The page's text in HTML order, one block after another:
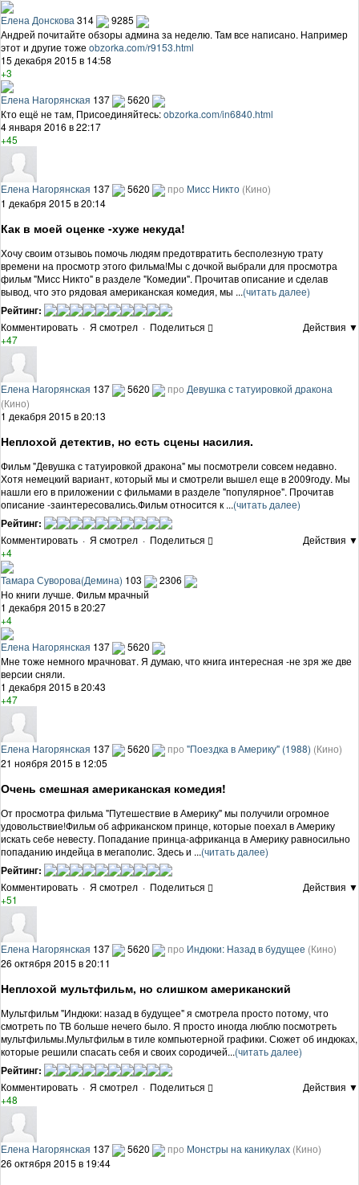
Елена Донскова 314
9285
Андрей почитайте обзоры админа за неделю. Там все написано. Например
этот и другие тоже obzorka.com/r9153.html
15 декабря 2015 в 14:58
+3
Елена Нагорянская 137
5620
Кто ещё не там, Присоединяйтесь:obzorka.com/in6840.html
4 января 2016 в 22:17
+45
Елена Нагорянская 137 5620 про Мисс Никто (Кино)
1 декабря 2015 в 20:14
Как в моей оценке -хуже некуда!
Хочу своим отзывоь помочь людям предотвратить бесполезную трату
времени на просмотр этого фильма!Мы с дочкой выбрали для просмотра
фильм "Мисс Никто" в разделе "Комедии". Прочитав описание и сделав
вывод, что это рядовая американская комедия, мы ...(читать далее)
Рейтинг:
Комментировать · Я смотрел · Поделиться
Действия ▼
+47
Елена Нагорянская 137 5620 про Девушка с татуировкой дракона
(Кино)
1 декабря 2015 в 20:13
Неплохой детектив, но есть сцены насилия.
Фильм "Девушка с татуировкой дракона" мы посмотрели совсем недавно.
Хотя немецкий вариант, который мы и смотрели вышел еще в 2009году. Мы
нашли его в приложении с фильмами в разделе "популярное". Прочитав
описание -заинтересовались.Фильм относится к ...(читать далее)
Рейтинг:
Комментировать · Я смотрел · Поделиться
Действия ▼
+4
Тамара Суворова(Демина) 103
2306
Но книги лучше. Фильм мрачный
1 декабря 2015 в 20:27
+4
Елена Нагорянская 137
5620
Мне тоже немного мрачноват. Я думаю, что книга интересная -не зря же две
версии сняли.
1 декабря 2015 в 20:43
+47
Елена Нагорянская 137 5620 про "Поездка в Америку" (1988) (Кино)
21 ноября 2015 в 12:05
Очень смешная американская комедия!
От просмотра фильма "Путешествие в Америку" мы получили огромное
удовольствие!Фильм об африканском принце, которые поехал в Америку
искать себе невесту. Попадание принца-африканца в Америку равносильно
попаданию индейца в мегаполис. Здесь и ...(читать далее)
Рейтинг:
Комментировать · Я смотрел · Поделиться
Действия ▼
+51
Елена Нагорянская 137 5620 про Индюки: Назад в будущее (Кино)
26 октября 2015 в 20:11
Неплохой мультфильм, но слишком американский
Мультфильм "Индюки: назад в будущее" я смотрела просто потому, что
смотреть по ТВ больше нечего было. Я просто иногда люблю посмотреть
мультфильмы.Мультфильм в тиле компьютерной графики. Сюжет об индюках,
которые решили спасать себя и своих сородичей...(читать далее)
Рейтинг:
Комментировать · Я смотрел · Поделиться
Действия ▼
+48
Елена Нагорянская 137 5620 про Монстры на каникулах (Кино)
26 октября 2015 в 19:44